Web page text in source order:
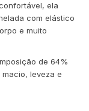
ela
com elástico
e muito
de 64%
leveza e